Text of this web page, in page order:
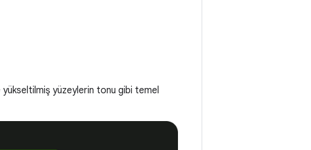
yükseltilmiş yüzeylerin tonu gibi temel